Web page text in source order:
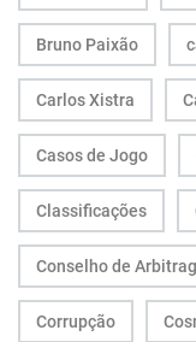
Bruno Paixão
Carlos Xistra
Casos de Jogo
Classificações
Conselho de
Corrupção